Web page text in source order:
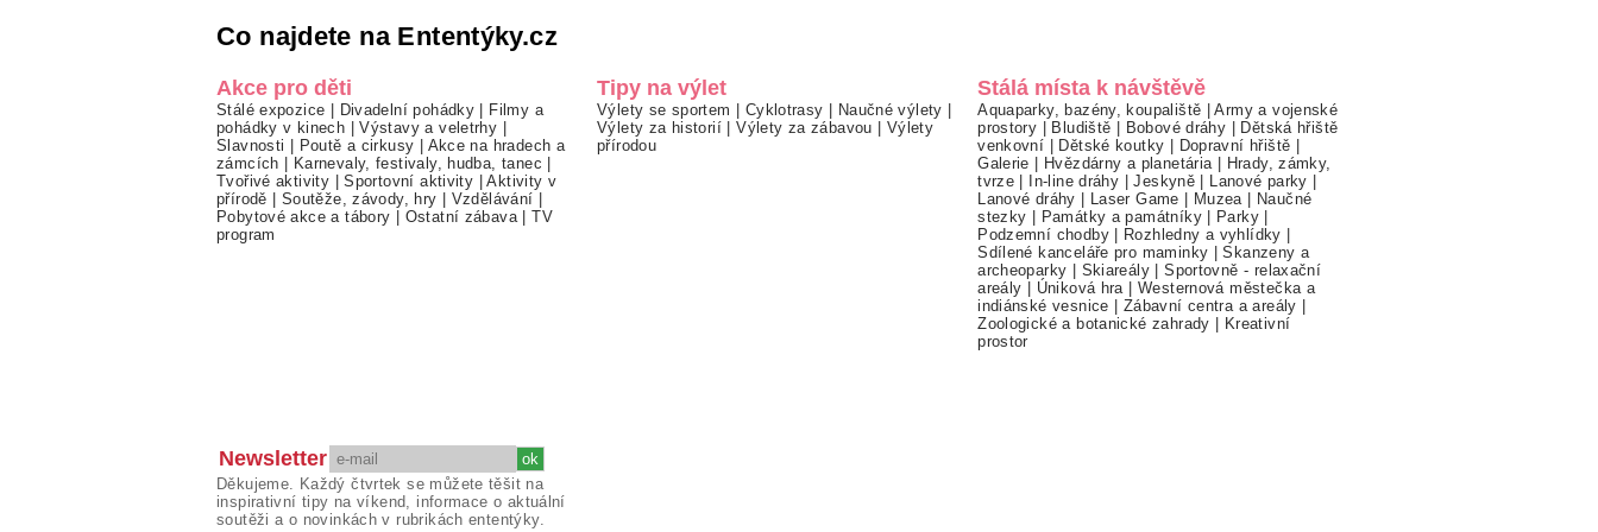
Co najdete na Ententýky.cz
Akce pro děti
Stálé expozice | Divadelní pohádky | Filmy a
pohádky v kinech |Výstavy a veletrhy |
Slavnosti | Poutě a cirkusy | Akce na hradech a
zámcích | Karnevaly, festivaly, hudba, tanec |
Tvořivé aktivity |Sportovní aktivity |Aktivity v
přírodě | Soutěže, závody, hry | Vzdělávání |
Pobytové akce a tábory | Ostatní zábava |TV
program
Tipy na výlet
Výlety se sportem | Cyklotrasy | Naučné výlety |
Výlety za historií |Výlety za zábavou | Výlety
přírodou
Stálá místa k návštěvě
Aquaparky, bazény, koupaliště |Army a vojenské
prostory | Bludiště | Bobové dráhy | Dětská hřiště
venkovní | Dětské koutky | Dopravní hřiště |
Galerie | Hvězdárny a planetária | Hrady, zámky,
tvrze | In-line dráhy |Jeskyně | Lanové parky |
Lanové dráhy | Laser Game | Muzea | Naučné
stezky | Památky a památníky| Parky |
Podzemní chodby| Rozhledny a vyhlídky |
Sdílené kanceláře pro maminky |Skanzeny a
archeoparky | Skiareály |Sportovně - relaxační
areály | Úniková hra |Westernová městečka a
indiánské vesnice | Zábavní centra a areály |
Zoologické a botanické zahrady | Kreativní
prostor
Newsletter
Děkujeme. Každý čtvrtek se můžete těšit na
inspirativní tipy na víkend, informace o aktuální
soutěži a o novinkách v rubrikách ententýky.